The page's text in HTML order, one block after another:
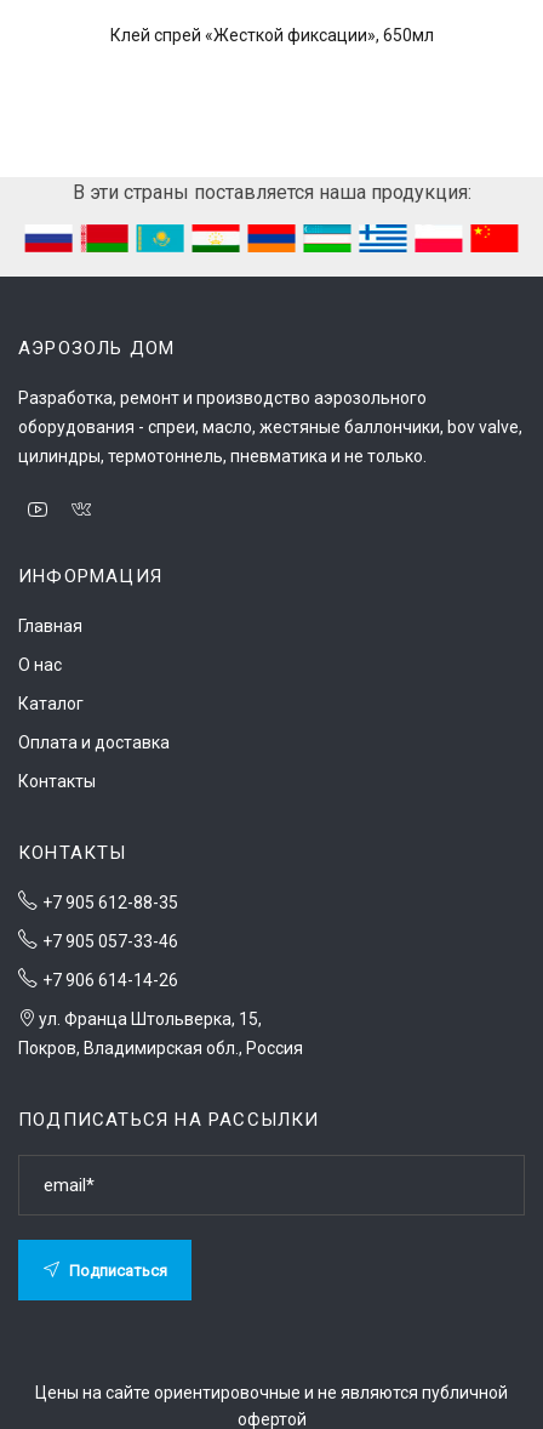
Клей спрей «Жесткой фиксации», 650мл
В эти страны поставляется наша продукция:
АЭРОЗОЛЬ ДОМ
Разработка, ремонт и производство аэрозольного
оборудования - спреи, масло, жестяные баллончики, bov valve,
цилиндры, термотоннель, пневматика и не только.
ИНФОРМАЦИЯ
Главная
О нас
Каталог
Оплата и доставка
Контакты
КОНТАКТЫ
+7 905 612-88-35
+7 905 057-33-46
+7 906 614-14-26
ул. Франца Штольверка, 15,
Покров, Владимирская обл., Россия
ПОДПИСАТЬСЯ НА РАССЫЛКИ
Подписаться
Цены на сайте ориентировочные и не являются публичной
офертой